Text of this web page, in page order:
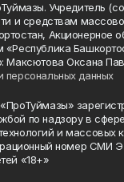
Учредитель
и средствам
Акционерное
«Республика
Максютова Оксана
персональных данных
по надзору в
и массовых
номер
«18+»